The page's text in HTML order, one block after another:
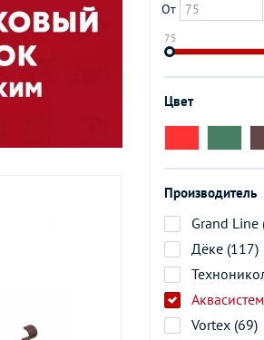
От
75
Цвет
Производитель
Grand Line
Дёке (117)
Аквасистем
Vortex (69)